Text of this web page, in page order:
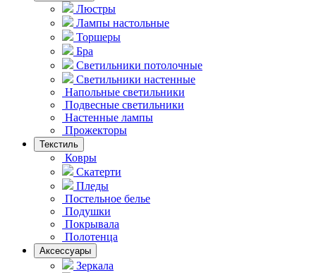
Люстры
Лампы настольные
Торшеры
Бра
Светильники потолочные
Светильники настенные
Напольные светильники
Подвесные светильники
Hастенные лампы
Прожекторы
Текстиль
Ковры
Скатерти
Пледы
Постельное белье
Подушки
Покрывала
Полотенца
Аксессуары
Зеркала